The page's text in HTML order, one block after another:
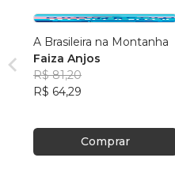
A Brasileira na Montanha
Faiza Anjos
R$ 81,20
R$ 64,29
Comprar